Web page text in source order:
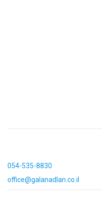
054-535-8830
office@galanadlan.co.il